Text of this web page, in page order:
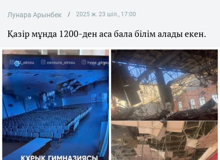
Лунара Арынбек 2025 ж. 23 шіл., 17:00
Қазір мұнда 1200-ден аса бала білім алады екен.